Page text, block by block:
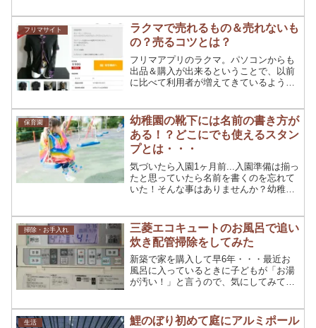
ね、扶養内で働いていたら税金かからな
いんじゃないのかなぁ・・・...
フリマサイト
ラクマで売れるもの＆売れないも
の？売るコツとは？
フリマアプリのラクマ。パソコンからも
出品＆購入が出来るということで、以前
に比べて利用者が増えてきているように
ていましたが、本当に売れないのでしょ
うか？ラクマで売れるもの...
保育園
幼稚園の靴下には名前の書き方が
ある！？どこにでも使えるスタン
プとは・・・
気づいたら入園1ヶ月前...入園準備は揃っ
たと思っていたら名前を書くのを忘れて
いた！そんな事はありませんか？幼稚園
に書かないといけないので大変ですよ
ね。その中の１つに...
掃除・お手入れ
三菱エコキュートのお風呂で追い
炊き配管掃除をしてみた
新築で家を購入して早6年・・・最近お
風呂に入っているときに子どもが「お湯
が汚い！」と言うので、気にしてみてみ
き配管の汚れかな？
生活
鯉のぼり初めて庭にアルミポール